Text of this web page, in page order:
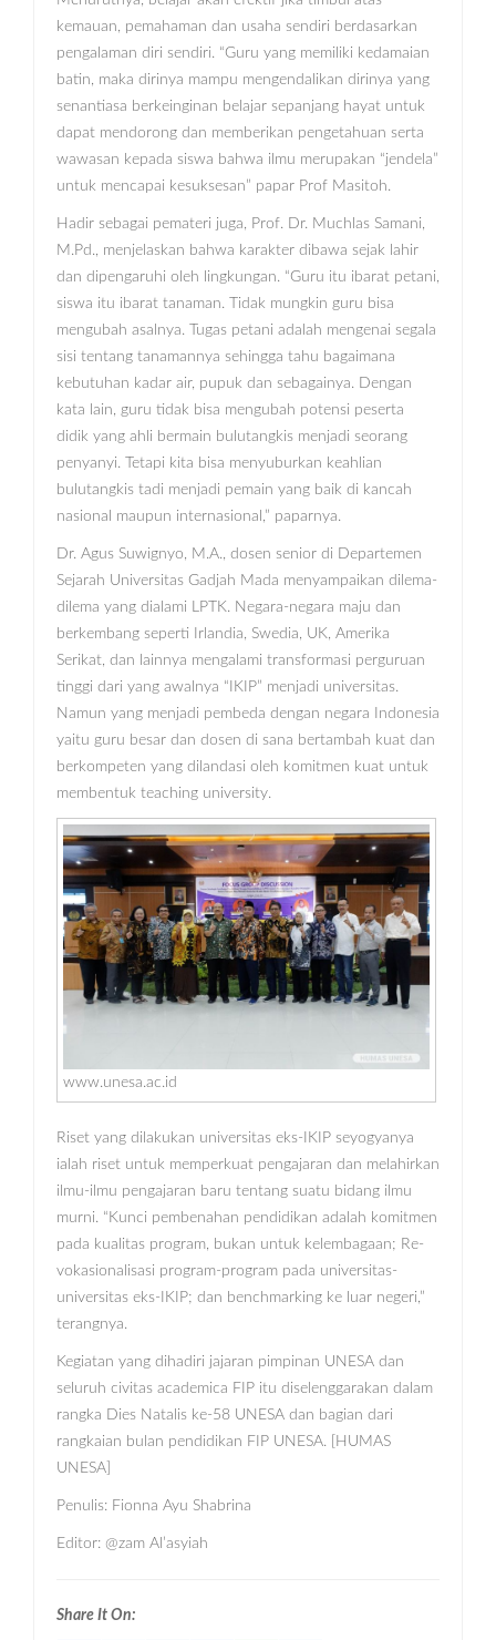
kemauan, pemahaman dan usaha sendiri berdasarkan
pengalaman diri sendiri. “Guru yang memiliki kedamaian
batin, maka dirinya mampu mengendalikan dirinya yang
senantiasa berkeinginan belajar sepanjang hayat untuk
dapat mendorong dan memberikan pengetahuan serta
wawasan kepada siswa bahwa ilmu merupakan “jendela”
untuk mencapai kesuksesan” papar Prof Masitoh.
Hadir sebagai pemateri juga, Prof. Dr. Muchlas Samani,
M.Pd., menjelaskan bahwa karakter dibawa sejak lahir
dan dipengaruhi oleh lingkungan. “Guru itu ibarat petani,
siswa itu ibarat tanaman. Tidak mungkin guru bisa
mengubah asalnya. Tugas petani adalah mengenai segala
sisi tentang tanamannya sehingga tahu bagaimana
kebutuhan kadar air, pupuk dan sebagainya. Dengan
kata lain, guru tidak bisa mengubah potensi peserta
didik yang ahli bermain bulutangkis menjadi seorang
penyanyi. Tetapi kita bisa menyuburkan keahlian
bulutangkis tadi menjadi pemain yang baik di kancah
nasional maupun internasional,” paparnya.
Dr. Agus Suwignyo, M.A., dosen senior di Departemen
Sejarah Universitas Gadjah Mada menyampaikan dilema-
dilema yang dialami LPTK. Negara-negara maju dan
berkembang seperti Irlandia, Swedia, UK, Amerika
Serikat, dan lainnya mengalami transformasi perguruan
tinggi dari yang awalnya “IKIP” menjadi universitas.
Namun yang menjadi pembeda dengan negara Indonesia
yaitu guru besar dan dosen di sana bertambah kuat dan
berkompeten yang dilandasi oleh komitmen kuat untuk
membentuk teaching university.
www.unesa.ac.id
Riset yang dilakukan universitas eks-IKIP seyogyanya
ialah riset untuk memperkuat pengajaran dan melahirkan
ilmu-ilmu pengajaran baru tentang suatu bidang ilmu
murni. “Kunci pembenahan pendidikan adalah komitmen
pada kualitas program, bukan untuk kelembagaan; Re-
vokasionalisasi program-program pada universitas-
universitas eks-IKIP; dan benchmarking ke luar negeri,”
terangnya.
Kegiatan yang dihadiri jajaran pimpinan UNESA dan
seluruh civitas academica FIP itu diselenggarakan dalam
rangka Dies Natalis ke-58 UNESA dan bagian dari
rangkaian bulan pendidikan FIP UNESA. [HUMAS
UNESA]
Penulis: Fionna Ayu Shabrina
Editor: @zam Al’asyiah
Share It On: